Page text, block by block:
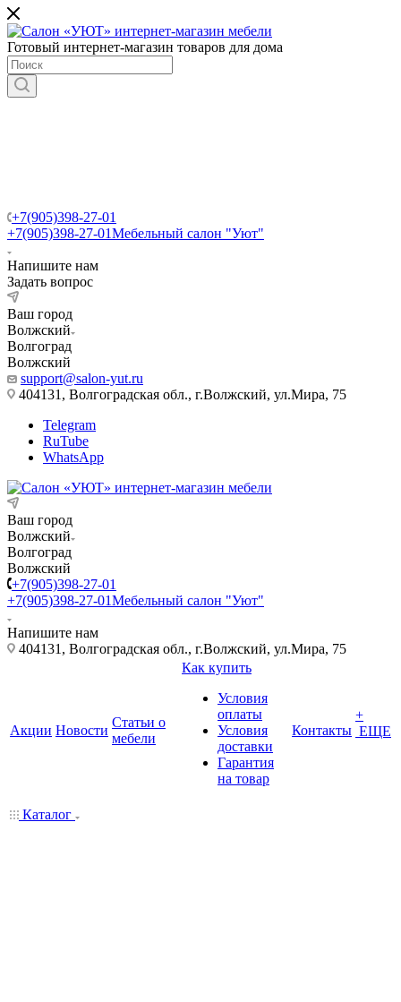
Готовый интернет-магазин товаров для дома
+7(905)398-27-01
+7(905)398-27-01Мебельный салон "Уют"
Напишите нам
Задать вопрос
Ваш город
Волжский
Волгоград
Волжский
support@salon-yut.ru
404131, Волгоградская обл., г.Волжский, ул.Мира, 75
Telegram
RuTube
WhatsApp
Ваш город
Волжский
Волгоград
Волжский
+7(905)398-27-01
+7(905)398-27-01Мебельный салон "Уют"
Напишите нам
404131, Волгоградская обл., г.Волжский, ул.Мира, 75
Акции Новости
Статьи о
мебели
Как купить
Условия
оплаты
Условия
доставки
Гарантия
на товар
Контакты
+
ЕЩЕ
Каталог